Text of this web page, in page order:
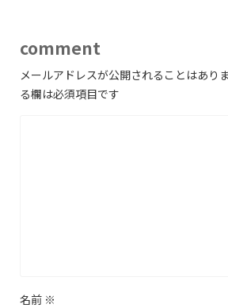
comment
メールアドレスが公開されることはありま
る欄は必須項目です
名前 ※